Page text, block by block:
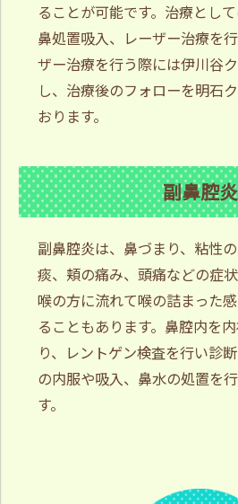
ることが可能です。治療として
鼻処置吸入、レーザー治療を
ザー治療を行う際には伊川谷
し、治療後のフォローを明石
おります。
副鼻腔炎
副鼻腔炎は、鼻づまり、粘性の
痰、頬の痛み、頭痛などの症
喉の方に流れて喉の詰まった
ることもあります。鼻腔内を
り、レントゲン検査を行い診
の内服や吸入、鼻水の処置を
す。